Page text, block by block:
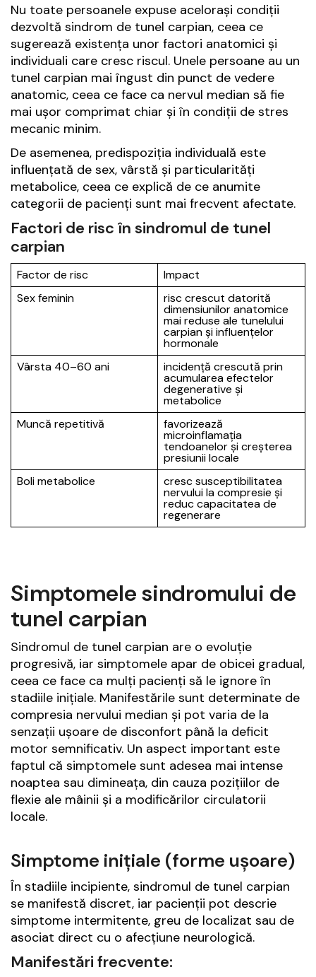
Nu toate persoanele expuse acelorași condiții
dezvoltă sindrom de tunel carpian, ceea ce
sugerează existența unor factori anatomici și
individuali care cresc riscul. Unele persoane au un
tunel carpian mai îngust din punct de vedere
anatomic, ceea ce face ca nervul median să fie
mai ușor comprimat chiar și în condiții de stres
mecanic minim.
De asemenea, predispoziția individuală este
influențată de sex, vârstă și particularități
metabolice, ceea ce explică de ce anumite
categorii de pacienți sunt mai frecvent afectate.
Factori de risc în sindromul de tunel
carpian
Factor de risc
Impact
Sex feminin
risc crescut datorită
dimensiunilor anatomice
mai reduse ale tunelului
carpian și influențelor
hormonale
Vârsta 40–60 ani
incidență crescută prin
acumularea efectelor
degenerative și
metabolice
Muncă repetitivă
favorizează
microinflamația
tendoanelor și creșterea
presiunii locale
Boli metabolice
cresc susceptibilitatea
nervului la compresie și
reduc capacitatea de
regenerare
Simptomele sindromului de
tunel carpian
Sindromul de tunel carpian are o evoluție
progresivă, iar simptomele apar de obicei gradual,
ceea ce face ca mulți pacienți să le ignore în
stadiile inițiale. Manifestările sunt determinate de
compresia nervului median și pot varia de la
senzații ușoare de disconfort până la deficit
motor semnificativ. Un aspect important este
faptul că simptomele sunt adesea mai intense
noaptea sau dimineața, din cauza pozițiilor de
flexie ale mâinii și a modificărilor circulatorii
locale.
Simptome inițiale (forme ușoare)
În stadiile incipiente, sindromul de tunel carpian
se manifestă discret, iar pacienții pot descrie
simptome intermitente, greu de localizat sau de
asociat direct cu o afecțiune neurologică.
Manifestări frecvente: